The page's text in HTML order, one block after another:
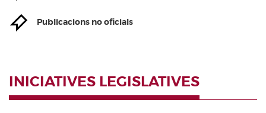
Publicacions no oficials
INICIATIVES LEGISLATIVES